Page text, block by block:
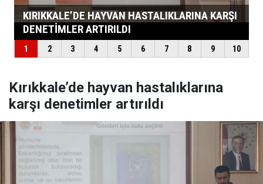
Kırıkkale’de hayvan hastalıklarına
karşı denetimler artırıldı